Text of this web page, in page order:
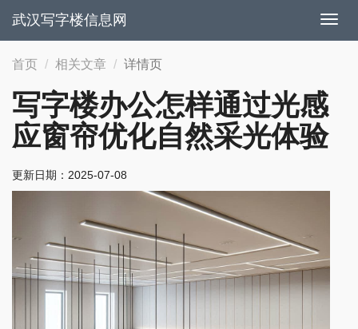
切
换
武汉写字楼信息网
首页 相关文章 详情页
写字楼办公怎样通过光感
应窗帘优化自然采光体验
更新日期： 2025-07-08